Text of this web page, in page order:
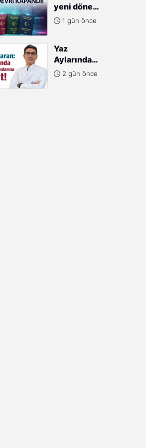
SANAYİCİLERE
ÖVGÜ
yeni dönem:
Mühür devri
1 gün önce
Yaz
Aylarında
Kulak
2 gün önce